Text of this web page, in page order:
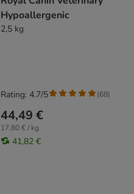
Hypoallergenic
2,5 kg
44,49 €
17,80 € / kg
41,82 €
Rating: 4.7/5 (68)